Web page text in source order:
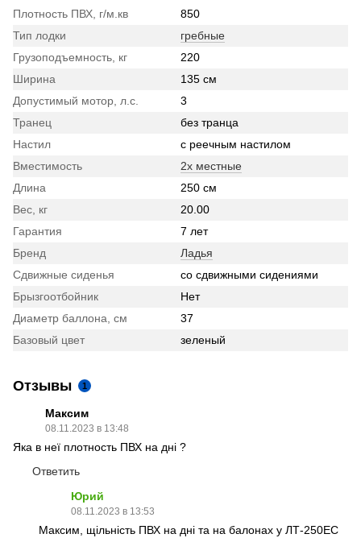
Плотность ПВХ, г/м.кв
850
Тип лодки
гребные
Грузоподъемность, кг
220
Ширина
135 см
Допустимый мотор, л.с.
3
Транец
без транца
Настил
с реечным настилом
Вместимость
2х местные
Длина
250 см
Вес, кг
20.00
Гарантия
7 лет
Бренд
Ладья
Сдвижные сиденья
со сдвижными сидениями
Брызгоотбойник
Нет
Диаметр баллона, см
37
Базовый цвет
зеленый
Отзывы 1
Максим
08.11.2023 в 13:48
Яка в неї плотность ПВХ на дні ?
Ответить
Юрий
08.11.2023 в 13:53
Максим, щільність ПВХ на дні та на балонах у ЛТ-250ЕС